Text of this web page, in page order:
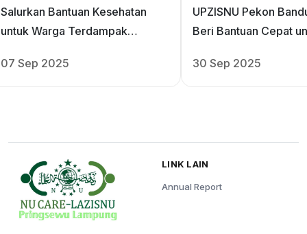
Salurkan Bantuan Kesehatan
untuk Warga Terdampak
07 Sep 2025
UPZISNU Pekon
Beri Bantuan Cepat
30 Sep 2025
LINK LAIN
Annual Report